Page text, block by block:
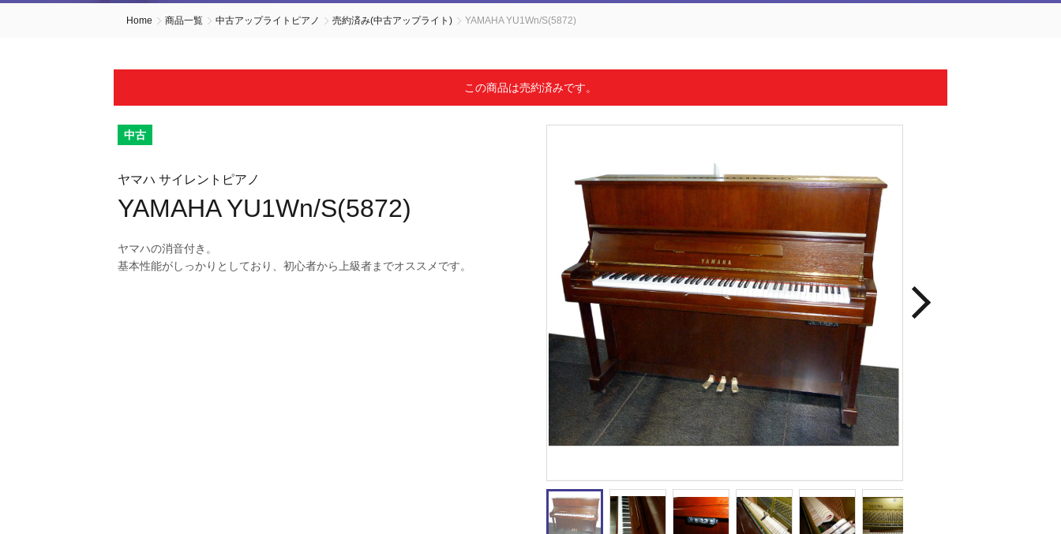
Home 商品一覧 中古アップライトピアノ 売約済み(中古アップライト) YAMAHA YU1Wn/S(5872)
この商品は売約済みです。
中古
ヤマハ サイレントピアノ
YAMAHA YU1Wn/S(5872)
ヤマハの消音付き。
基本性能がしっかりとしており、初心者から上級者までオススメです。